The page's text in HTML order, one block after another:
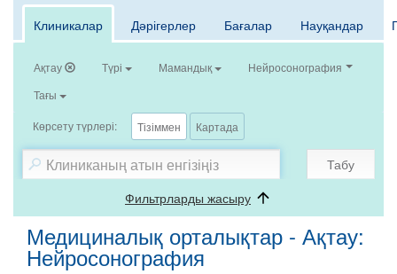
Клиникалар Дәрігерлер Бағалар Науқандар
Ақтау Түрі Мамандық
Нейросонография
Тағы
Көрсету түрлері: Тізіммен Картада
Табу
Фильтрларды жасыру
Медициналық орталықтар - Ақтау:
Нейросонография